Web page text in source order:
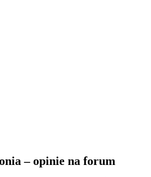
– opinie na forum